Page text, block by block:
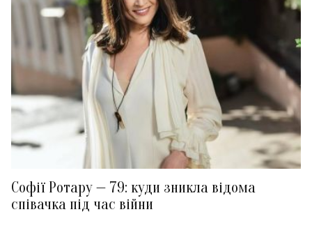
Софії Ротару — 79: куди зникла відома
співачка під час війни